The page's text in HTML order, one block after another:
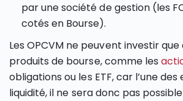
par une société de gestion (les
cotés en Bourse).
Les OPCVM ne peuvent investir que
produits de bourse, comme les
obligations ou les ETF, car l’une
liquidité, il ne sera donc pas